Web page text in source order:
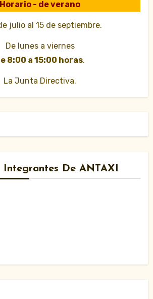
Horario - de verano
julio al 15 de septiembre.
De lunes a viernes
8:00 a 15:00 horas.
La Junta Directiva.
Integrantes De ANTAXI